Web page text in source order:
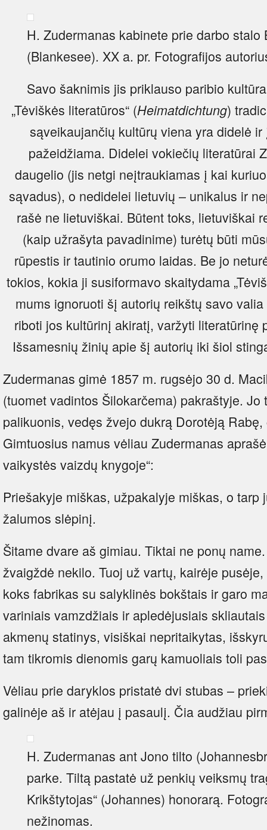
H. Zudermanas kabinete prie darbo stalo
(Blankesee). XX a. pr. Fotografijos
Savo šaknimis jis priklauso paribio
„Tėviškės literatūros“ (Heimatdichtung)
sąveikaujančių kultūrų viena yra didelė
pažeidžiama. Didelei vokiečių literatūrai
daugelio (jis netgi neįtraukiamas į kai
sąvadus), o nedidelei lietuvių – unikalus ir
rašė ne lietuviškai. Būtent toks, lietuviškai
(kaip užrašyta pavadinime) turėtų būti
rūpestis ir tautinio orumo laidas. Be jo
tokios, kokia ji susiformavo skaitydama
mums ignoruoti šį autorių reikštų savo
riboti jos kultūrinį akiratį, varžyti literatūrinę
Išsamesnių žinių apie šį autorių iki šiol
Zudermanas gimė 1857 m. rugsėjo 30 d.
(tuomet vadintos Šilokarčema) pakraštyje.
palikuonis, vedęs žvejo dukrą Dorotėją
Gimtuosius namus vėliau Zudermanas
vaikystės vaizdų knygoje“:
Priešakyje miškas, užpakalyje miškas, o tarp
žalumos slėpinį.
Šitame dvare aš gimiau. Tiktai ne ponų
žvaigždė nekilo. Tuoj už vartų, kairėje
koks fabrikas su salyklinės bokštais ir garo
variniais vamzdžiais ir apledėjusiais
akmenų statinys, visiškai nepritaikytas,
tam tikromis dienomis garų kamuoliais toli
Vėliau prie daryklos pristatė dvi stubas –
galinėje aš ir atėjau į pasaulį. Čia audžiau
H. Zudermanas ant Jono tilto
parke. Tiltą pastatė už penkių veiksmų
Krikštytojas“ (Johannes) honorarą.
nežinomas.